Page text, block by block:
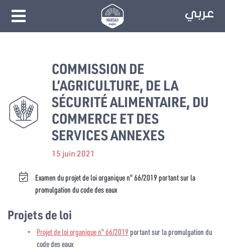
COMMISSION DE
L’AGRICULTURE, DE LA
SÉCURITÉ ALIMENTAIRE, DU
COMMERCE ET DES
SERVICES ANNEXES
15 juin 2021
Examen du projet de loi organique n° 66/2019 portant sur la
promulgation du code des eaux
Projets de loi
Projet de loi organique n° 66/2019portant sur la promulgation du
code des eaux